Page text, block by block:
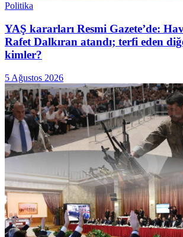
Politika
YAŞ kararları Resmi Gazete’de:
Rafet Dalkıran atandı; terfi eden
kimler?
5 Ağustos 2026